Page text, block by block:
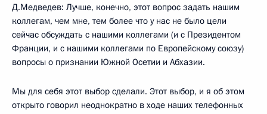
Д.Медведев: Лучше, конечно, этот вопрос задать нашим
коллегам, чем мне, тем более что у нас не было цели
сейчас обсуждать с нашими коллегами (и с Президентом
Франции, и с нашими коллегами по Европейскому союзу)
вопросы о признании Южной Осетии и Абхазии.
Мы для себя этот выбор сделали. Этот выбор, и я об этом
открыто говорил неоднократно в ходе наших телефонных